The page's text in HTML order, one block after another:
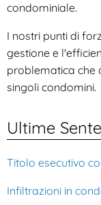
condominiale.
I nostri punti di
gestione e
problematica che
singoli condomini.
Ultime
Titolo esecutivo
Infiltrazioni in